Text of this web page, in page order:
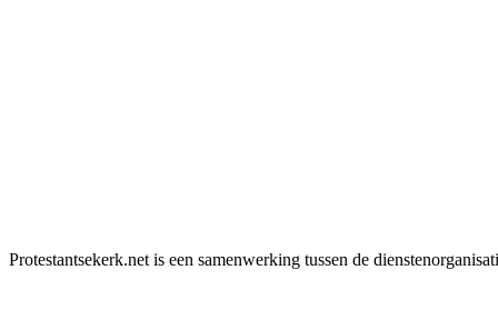
Protestantsekerk.net is een samenwerking tussen de